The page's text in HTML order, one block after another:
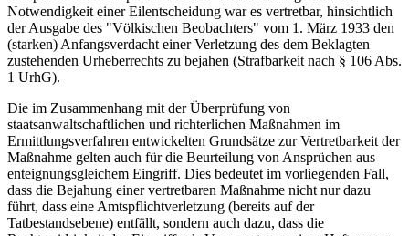
Notwendigkeit einer Eilentscheidung war es vertretbar, hinsichtlich
der Ausgabe des "Völkischen Beobachters" vom 1. März 1933 den
(starken) Anfangsverdacht einer Verletzung des dem Beklagten
zustehenden Urheberrechts zu bejahen (Strafbarkeit nach § 106 Abs.
1 UrhG).
Die im Zusammenhang mit der Überprüfung von
staatsanwaltschaftlichen und richterlichen Maßnahmen im
Ermittlungsverfahren entwickelten Grundsätze zur Vertretbarkeit der
Maßnahme gelten auch für die Beurteilung von Ansprüchen aus
enteignungsgleichem Eingriff. Dies bedeutet im vorliegenden Fall,
dass die Bejahung einer vertretbaren Maßnahme nicht nur dazu
führt, dass eine Amtspflichtverletzung (bereits auf der
Tatbestandsebene) entfällt, sondern auch dazu, dass die